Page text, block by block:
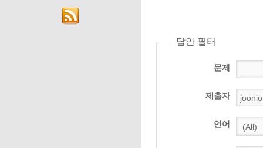
답안 필터
문제
제출자
언어